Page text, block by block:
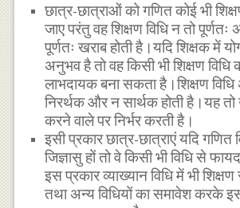
छात्र-छात्राओं को गणित कोई भी
जाए परंतु वह शिक्षण विधि न तो
पूर्णतः खराब होती है।यदि शिक्षक में
अनुभव है तो वह किसी भी शिक्षण विधि
लाभदायक बना सकता है।शिक्षण
निरर्थक और न सार्थक होती है।यह
करने वाले पर निर्भर करती है।
इसी प्रकार छात्र-छात्राएं यदि गणित
जिज्ञासु हों तो वे किसी भी विधि से
इस प्रकार व्याख्यान विधि में भी
तथा अन्य विधियों का समावेश करके